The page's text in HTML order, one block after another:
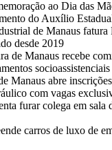
ao Dia das
do Auxílio
de Manaus fatura
desde 2019
de Manaus recebe
Manaus abre
com vagas
furar colega em sala
carros de luxo de